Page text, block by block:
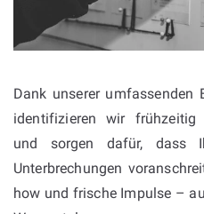
Dank unserer umfassenden
identifizieren wir frühzeitig
und sorgen dafür, dass
Unterbrechungen
how und frische Impulse –